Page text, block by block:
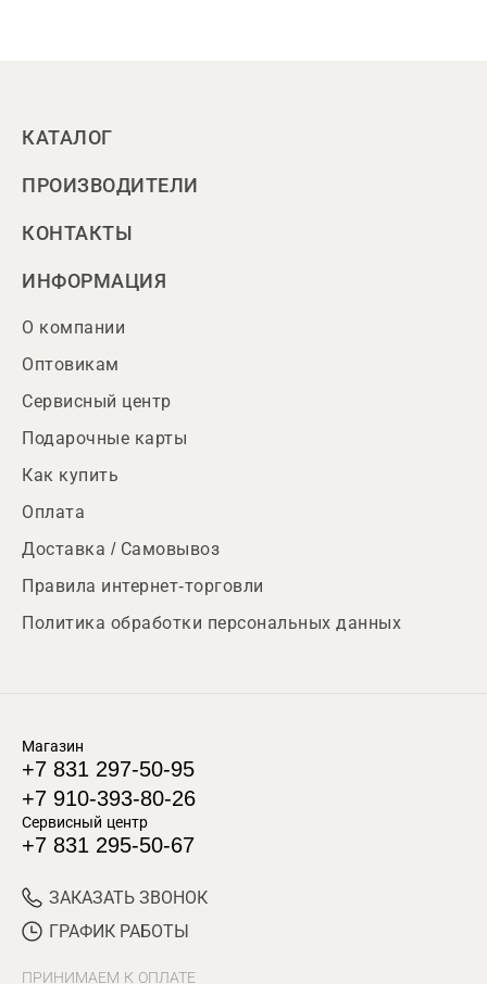
КАТАЛОГ
ПРОИЗВОДИТЕЛИ
КОНТАКТЫ
ИНФОРМАЦИЯ
О компании
Оптовикам
Сервисный центр
Подарочные карты
Как купить
Оплата
Доставка / Самовывоз
Правила интернет-торговли
Политика обработки персональных данных
Магазин
+7 831 297-50-95
+7 910-393-80-26
Сервисный центр
+7 831 295-50-67
ЗАКАЗАТЬ ЗВОНОК
ГРАФИК РАБОТЫ
ПРИНИМАЕМ К ОПЛАТЕ